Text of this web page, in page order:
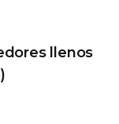
llenos